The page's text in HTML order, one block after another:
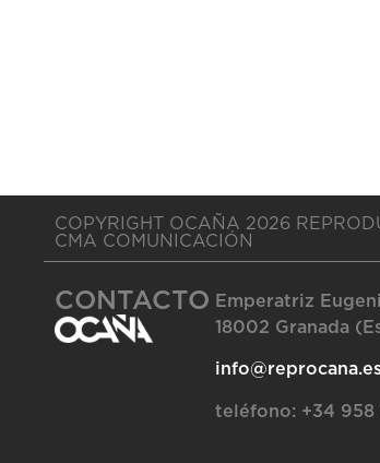
COPYRIGHT OCAÑA 2026
CMA COMUNICACIÓN
CONTACTO Emperatriz
18002 Granada
teléfono: +34